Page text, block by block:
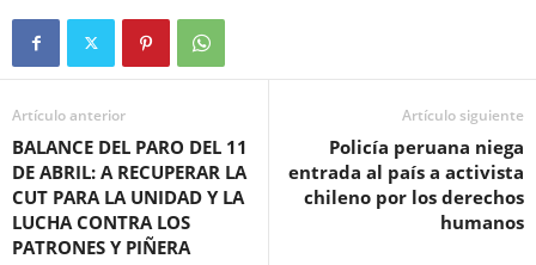
Artículo anterior
BALANCE DEL PARO DEL 11
DE ABRIL: A RECUPERAR LA
CUT PARA LA UNIDAD Y LA
LUCHA CONTRA LOS
PATRONES Y PIÑERA
Artículo siguiente
Policía peruana niega
entrada al país a activista
chileno por los derechos
humanos